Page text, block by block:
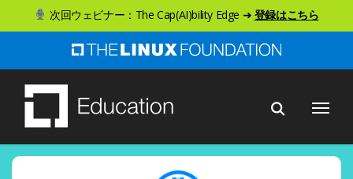
キ
次回ウェビナー：The Cap(AI)bility Edge ➜ 登録はこちら
メニュー